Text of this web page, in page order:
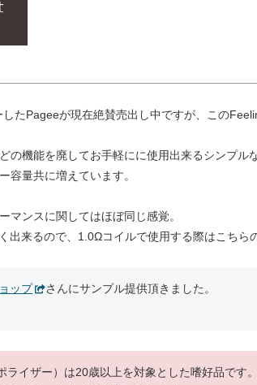
たPageeが現在絶賛売出し中ですが、この
の機能を廃してお手軽にに使用出来るシンプル
容量共に増えています。
マンスに関してはほぼ同じ感覚。
出来るので、1.0Ωコイルで使用する際はこちら
ップ
さんにサンプル提供頂きました。
ライザー）は20歳以上を対象とした嗜好品です。